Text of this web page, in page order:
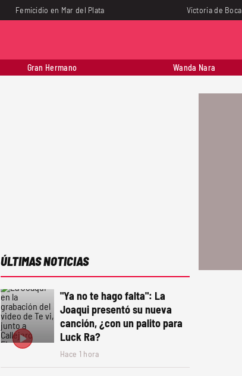
Femicidio en Mar del Plata Victoria de Boca
Gran Hermano Wanda Nara
ÚLTIMAS NOTICIAS
"Ya no te hago falta": La
Joaqui presentó su nueva
canción, ¿con un palito para
Luck Ra?
Hace 1 hora